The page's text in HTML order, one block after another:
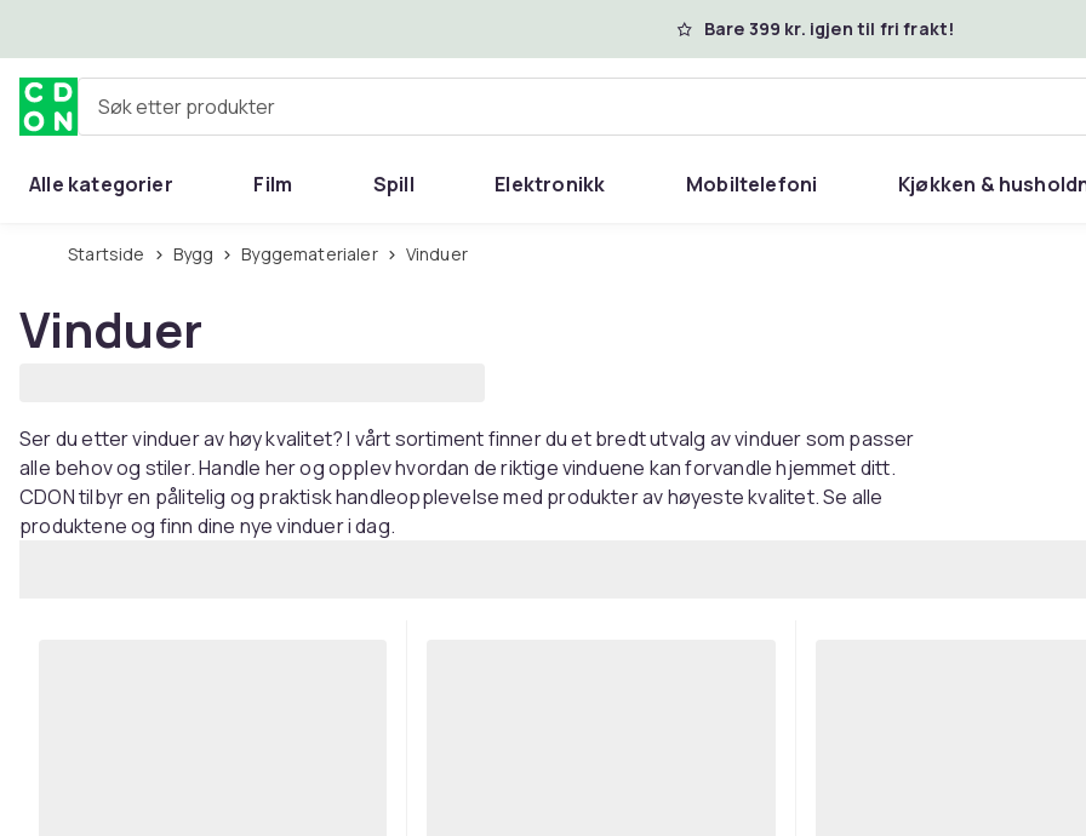
Bare 399 kr. igjen til fri frakt!
Søk etter produkter
Alle kategorier Film Spill Elektronikk Mobiltelefoni Kjøkken &
Startside Bygg Byggematerialer Vinduer
Vinduer
Ser du etter vinduer av høy kvalitet? I vårt sortiment finner du et bredt utvalg av vinduer som passer
alle behov og stiler. Handle her og opplev hvordan de riktige vinduene kan forvandle hjemmet ditt.
CDON tilbyr en pålitelig og praktisk handleopplevelse med produkter av høyeste kvalitet. Se alle
produktene og finn dine nye vinduer i dag.